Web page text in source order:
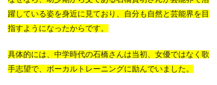
躍している姿を身近に見ており、自分も自然と芸能界を目
指すようになったからです。
具体的には、中学時代の石橋さんは当初、女優ではなく歌
手志望で、ボーカルトレーニングに励んでいました。